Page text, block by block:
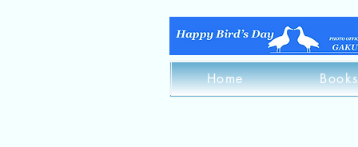
Home Books